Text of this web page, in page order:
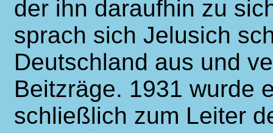
der ihn daraufhin zu
sprach sich Jelusich
Deutschland aus und
Beitzräge. 1931 wurde
schließlich zum Leiter